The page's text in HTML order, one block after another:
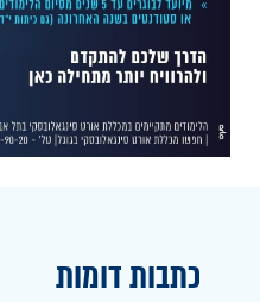
כתבות דומות